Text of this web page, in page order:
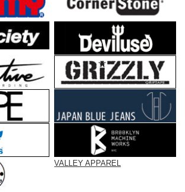
VALLEY APPAREL